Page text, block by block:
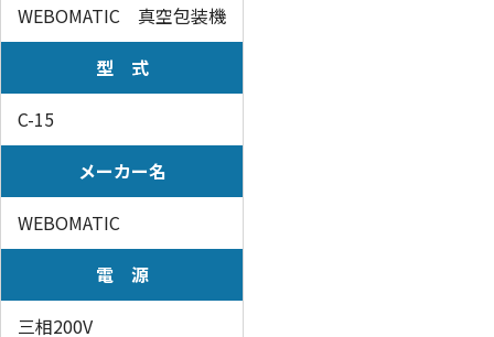
WEBOMATIC 真空包装機
型 式
C-15
メーカー名
WEBOMATIC
電 源
三相200V